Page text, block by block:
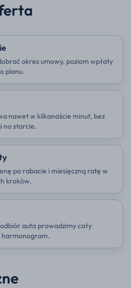
okres umowy, poziom wpłaty
planu.
nawet w kilkanaście minut, bez
na starcie.
po rabacie i miesięczną ratę w
kroków.
auta prowadzimy cały
harmonogram.